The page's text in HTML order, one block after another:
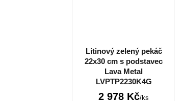
Litinový zelený pekáč
22x30 cm s podstavec
Lava Metal
LVPTP2230K4G
2 978 Kč/ks